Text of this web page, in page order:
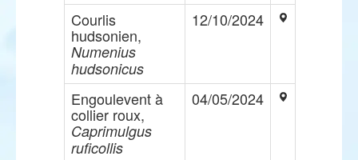
Courlis
hudsonien,
Numenius
hudsonicus
12/10/2024
Engoulevent à
collier roux,
Caprimulgus
ruficollis
04/05/2024